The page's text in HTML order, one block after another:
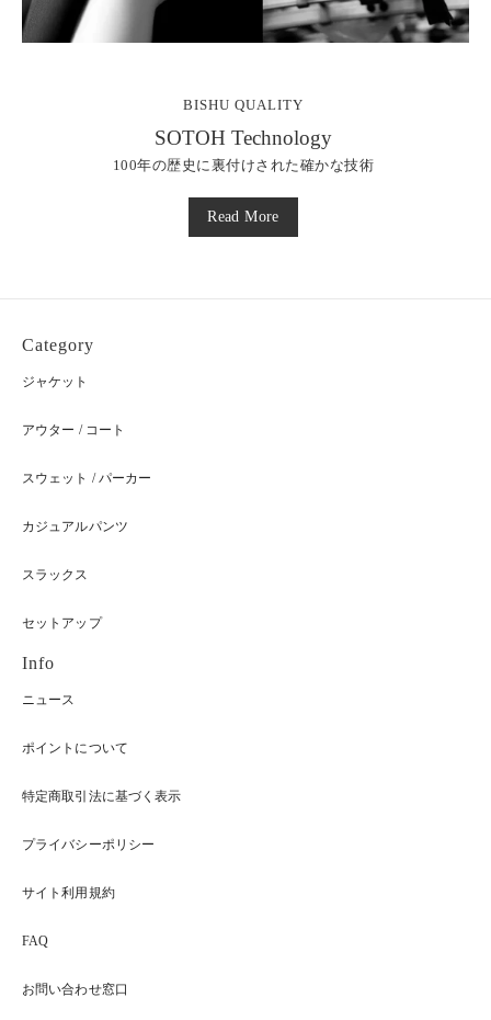
BISHU QUALITY
SOTOH Technology
100年の歴史に裏付けされた確かな技術
Read More
Category
ジャケット
アウター / コート
スウェット / パーカー
カジュアルパンツ
スラックス
セットアップ
Info
ニュース
ポイントについて
特定商取引法に基づく表示
プライバシーポリシー
サイト利用規約
FAQ
お問い合わせ窓口